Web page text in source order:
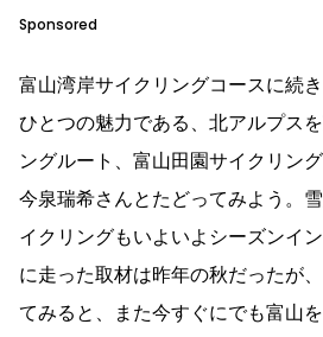
Sponsored
富山湾岸サイクリングコースに続
ひとつの魅力である、北アルプス
ングルート、富山田園サイクリン
今泉瑞希さんとたどってみよう。
イクリングもいよいよシーズンイ
に走った取材は昨年の秋だったが
てみると、また今すぐにでも富山